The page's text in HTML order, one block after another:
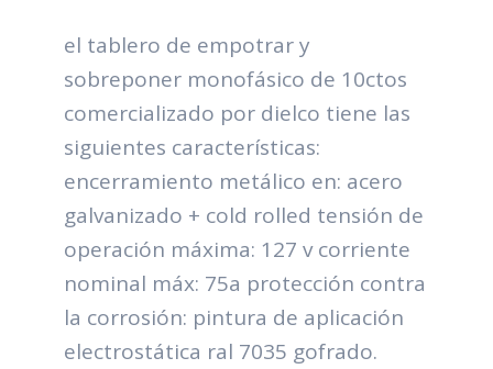
el tablero de empotrar y
sobreponer monofásico de 10ctos
comercializado por dielco tiene las
siguientes características:
encerramiento metálico en: acero
galvanizado + cold rolled tensión de
operación máxima: 127 v corriente
nominal máx: 75a protección contra
la corrosión: pintura de aplicación
electrostática ral 7035 gofrado.